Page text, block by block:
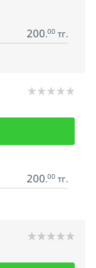
200.00 тг.
200.00 тг.